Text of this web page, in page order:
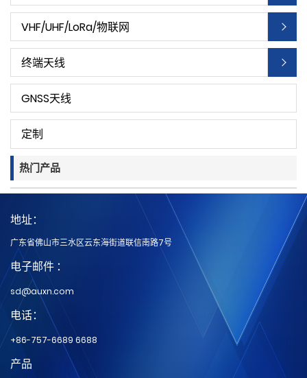
VHF/UHF/LoRa/物联网
终端天线
GNSS天线
定制
热门产品
地址：
广东省佛山市三水区云东海街道联信南路7号
电子邮件 ：
sd@auxn.com
电话：
+86-757-6689 6688
产品